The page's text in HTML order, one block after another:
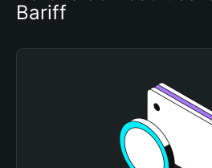
Bariff